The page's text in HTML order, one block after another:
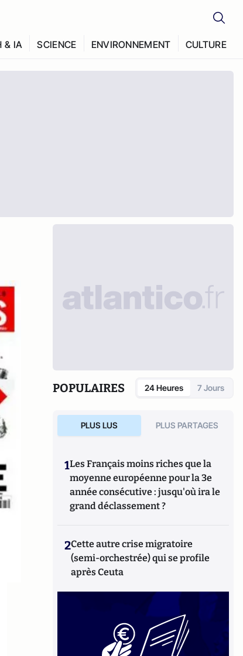
& IA SCIENCE ENVIRONNEMENT CULTURE
POPULAIRES 24 Heures 7 Jours
PLUS LUS PLUS PARTAGES
1Les Français moins riches que la
moyenne européenne pour la 3e
année consécutive : jusqu'où ira le
grand déclassement ?
2Cette autre crise migratoire
(semi-orchestrée) qui se profile
après Ceuta